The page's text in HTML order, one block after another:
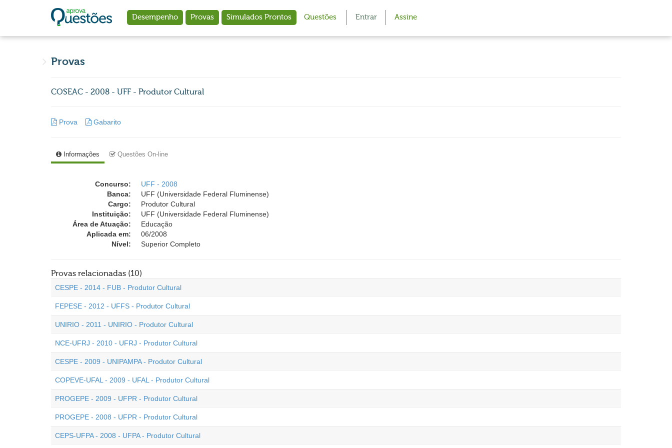
Desempenho Provas Simulados Prontos Questões Entrar Assine
Provas
COSEAC - 2008 - UFF - Produtor Cultural
Prova Gabarito
Informações Questões On-line
Concurso:
UFF - 2008
Banca:
UFF (Universidade Federal Fluminense)
Cargo:
Produtor Cultural
Instituição:
UFF (Universidade Federal Fluminense)
Área de Atuação:
Educação
Aplicada em:
06/2008
Nível:
Superior Completo
Provas relacionadas (10)
CESPE - 2014 - FUB - Produtor Cultural
FEPESE - 2012 - UFFS - Produtor Cultural
UNIRIO - 2011 - UNIRIO - Produtor Cultural
NCE-UFRJ - 2010 - UFRJ - Produtor Cultural
CESPE - 2009 - UNIPAMPA - Produtor Cultural
COPEVE-UFAL - 2009 - UFAL - Produtor Cultural
PROGEPE - 2009 - UFPR - Produtor Cultural
PROGEPE - 2008 - UFPR - Produtor Cultural
CEPS-UFPA - 2008 - UFPA - Produtor Cultural